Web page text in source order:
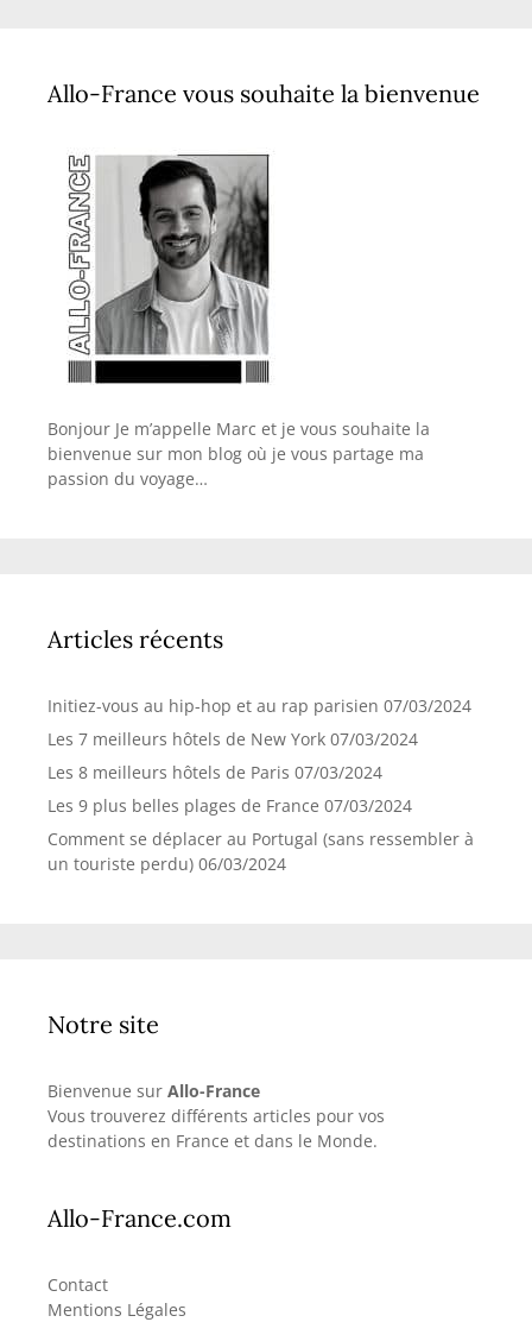
Allo-France vous souhaite la bienvenue
Bonjour Je m’appelle Marc et je vous souhaite la
bienvenue sur mon blog où je vous partage ma
passion du voyage…
Articles récents
Initiez-vous au hip-hop et au rap parisien 07/03/2024
Les 7 meilleurs hôtels de New York 07/03/2024
Les 8 meilleurs hôtels de Paris 07/03/2024
Les 9 plus belles plages de France 07/03/2024
Comment se déplacer au Portugal (sans ressembler à
un touriste perdu) 06/03/2024
Notre site
Bienvenue sur Allo-France
Vous trouverez différents articles pour vos
destinations en France et dans le Monde.
Allo-France.com
Contact
Mentions Légales